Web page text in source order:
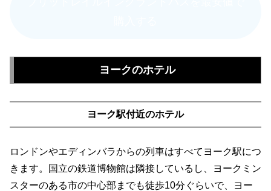
ヨークのホテル
ヨーク駅付近のホテル
ロンドンやエディンバラからの列車はすべてヨーク駅につ
きます。国立の鉄道博物館は隣接しているし、ヨークミン
スターのある市の中心部までも徒歩10分ぐらいで、ヨー